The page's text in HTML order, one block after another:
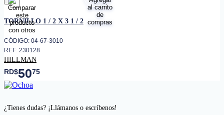
favorito
TORNILLO 1 / 2 X 3 1 / 2
CÓDIGO: 04-67-3010
REF: 230128
HILLMAN
RD$5075
¿Tienes dudas? ¡Llámanos o escríbenos!